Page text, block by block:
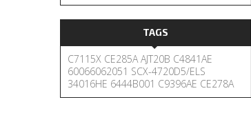
TAGS
C7115X CE285A AJT20B C4841AE
60066062051 SCX-4720D5/ELS
34016HE 6444B001 C9396AE CE278A